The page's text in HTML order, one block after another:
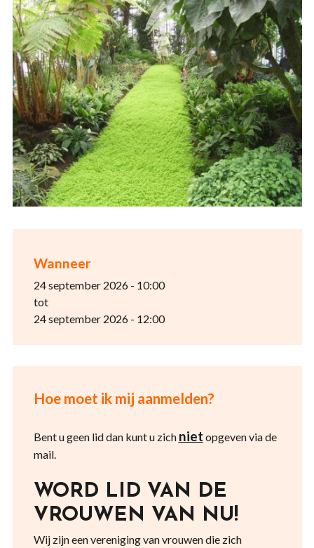
Wanneer
24 september 2026 - 10:00
tot
24 september 2026 - 12:00
Hoe moet ik mij aanmelden?
Bent u geen lid dan kunt u zich niet opgeven via de
mail.
WORD LID VAN DE
VROUWEN VAN NU!
Wij zijn een vereniging van vrouwen die zich